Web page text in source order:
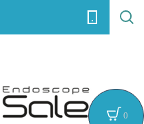
0